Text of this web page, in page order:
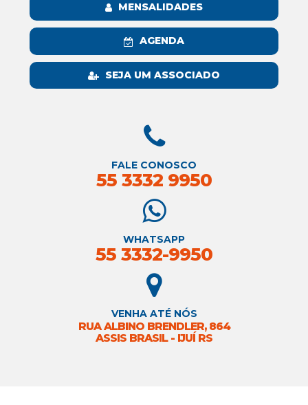
MENSALIDADES
AGENDA
SEJA UM ASSOCIADO
FALE CONOSCO
55 3332 9950
WHATSAPP
55 3332-9950
VENHA ATÉ NÓS
RUA ALBINO BRENDLER, 864
ASSIS BRASIL - IJUÍ RS